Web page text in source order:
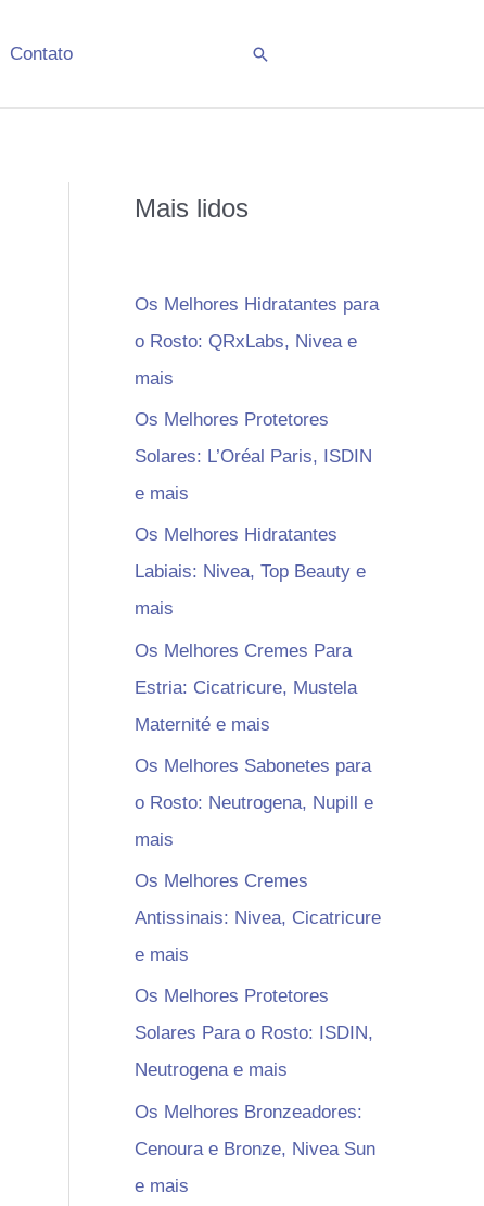
Contato Pesquisar
Mais lidos
Os Melhores Hidratantes para
o Rosto: QRxLabs, Nivea e
mais
Os Melhores Protetores
Solares: L’Oréal Paris, ISDIN
e mais
Os Melhores Hidratantes
Labiais: Nivea, Top Beauty e
mais
Os Melhores Cremes Para
Estria: Cicatricure, Mustela
Maternité e mais
Os Melhores Sabonetes para
o Rosto: Neutrogena, Nupill e
mais
Os Melhores Cremes
Antissinais: Nivea, Cicatricure
e mais
Os Melhores Protetores
Solares Para o Rosto: ISDIN,
Neutrogena e mais
Os Melhores Bronzeadores:
Cenoura e Bronze, Nivea Sun
e mais